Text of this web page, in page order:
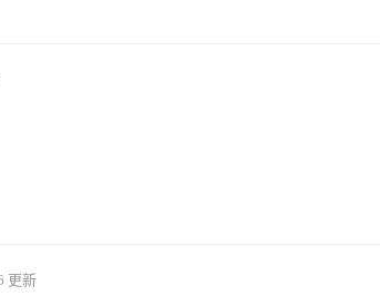
更新